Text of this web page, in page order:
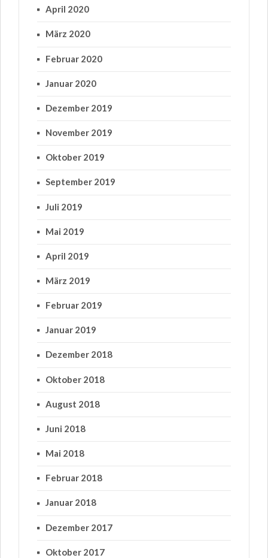
April 2020
März 2020
Februar 2020
Januar 2020
Dezember 2019
November 2019
Oktober 2019
September 2019
Juli 2019
Mai 2019
April 2019
März 2019
Februar 2019
Januar 2019
Dezember 2018
Oktober 2018
August 2018
Juni 2018
Mai 2018
Februar 2018
Januar 2018
Dezember 2017
Oktober 2017